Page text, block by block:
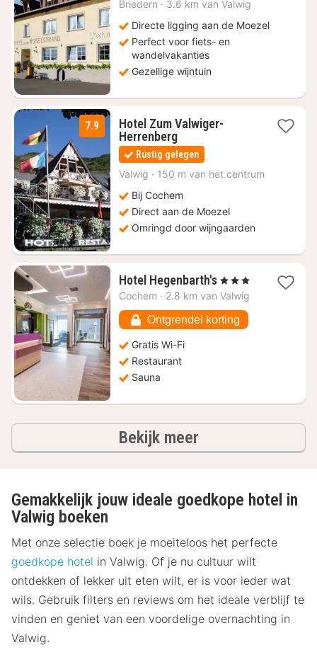
125
Briedern · 3.6 km van Valwig
Directe ligging aan de Moezel
Perfect voor fiets- en
wandelvakanties
Gezellige wijntuin
7.9
Hotel Zum Valwiger-
Herrenberg1
nacht
vanaf
€
Rustig gelegen
Valwig · 150 m van het centrum
Bij Cochem
Direct aan de Moezel
Omringd door wijngaarden
Hotel Hegenbarth's1
nacht
vanaf
€
133,44
, 3 Sterren
Cochem · 2.8 km van Valwig
Ontgrendel korting
Gratis Wi-Fi
Restaurant
Sauna
Bekijk meerhotels
Gemakkelijk jouw ideale goedkope hotel in
Valwig boeken
Met onze selectie boek je moeiteloos het perfecte
goedkope hotel in Valwig. Of je nu cultuur wilt
ontdekken of lekker uit eten wilt, er is voor ieder wat
wils. Gebruik filters en reviews om het ideale verblijf te
vinden en geniet van een voordelige overnachting in
Valwig.